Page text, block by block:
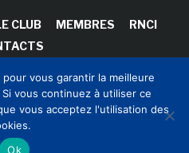
CLUB MEMBRES
RNCI
& Culture CLIC France /
Conseils
vous garantir la meilleure
vous continuez à utiliser ce
vous acceptez l'utilisation des
Ok